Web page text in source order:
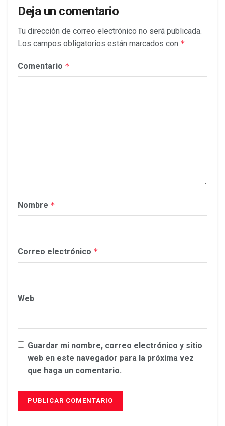
Deja un comentario
Tu dirección de correo electrónico no será publicada.
Los campos obligatorios están marcados con *
Comentario *
Nombre *
Correo electrónico *
Web
Guardar mi nombre, correo electrónico y sitio
web en este navegador para la próxima vez
que haga un comentario.